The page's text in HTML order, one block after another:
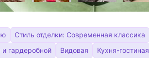
Стиль отделки: Современная классика
гардеробной Видовая Кухня-гостиная